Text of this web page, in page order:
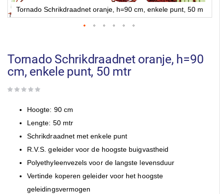
Tornado Schrikdraadnet oranje, h=90 cm, enkele punt, 50 m
het
begin
van
afbeeldingen-
Tornado Schrikdraadnet oranje, h=90
cm, enkele punt, 50 mtr
Hoogte: 90 cm
Lengte: 50 mtr
Schrikdraadnet met enkele punt
R.V.S. geleider voor de hoogste buigvastheid
Polyethyleenvezels voor de langste levensduur
Vertinde koperen geleider voor het hoogste
geleidingsvermogen